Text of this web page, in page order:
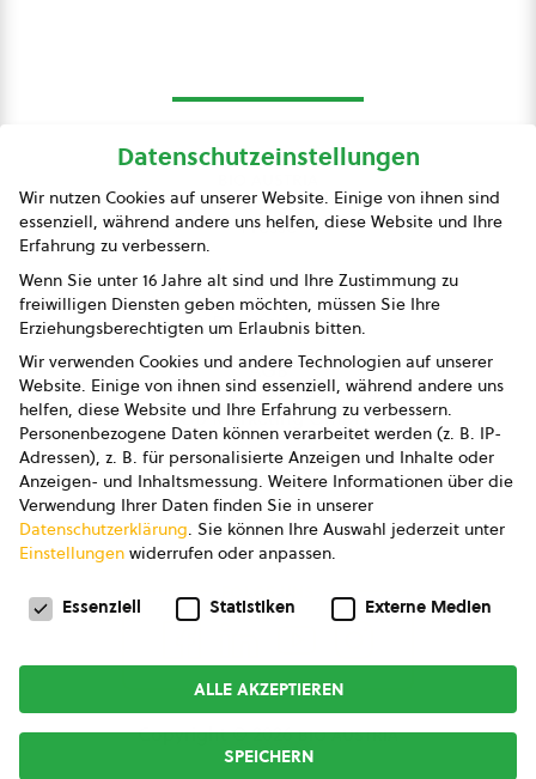
Presse
Impressum
Datenschutz
AGB
AGB Marketing GmbH
AGB Bildung
Newsletter
Copyright © 2026bio austria
Datenschutzeinstellungen
Wir nutzen Cookies auf unserer Website. Einige von ihnen sind
essenziell, während andere uns helfen, diese Website und Ihre
Erfahrung zu verbessern.
Wenn Sie unter 16 Jahre alt sind und Ihre Zustimmung zu
freiwilligen Diensten geben möchten, müssen Sie Ihre
Erziehungsberechtigten um Erlaubnis bitten.
Wir verwenden Cookies und andere Technologien auf unserer
Website. Einige von ihnen sind essenziell, während andere uns
helfen, diese Website und Ihre Erfahrung zu verbessern.
Personenbezogene Daten können verarbeitet werden (z. B. IP-
Adressen), z. B. für personalisierte Anzeigen und Inhalte oder
Anzeigen- und Inhaltsmessung. Weitere Informationen über die
Verwendung Ihrer Daten finden Sie in unserer
Datenschutzerklärung. Sie können Ihre Auswahl jederzeit unter
Einstellungen widerrufen oder anpassen.
Datenschutzeinstellungen
Essenziell Statistiken Externe Medien
ALLE AKZEPTIEREN
SPEICHERN